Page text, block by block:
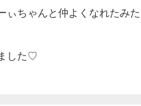
ぃちゃんと仲よくなれたみ
した♡